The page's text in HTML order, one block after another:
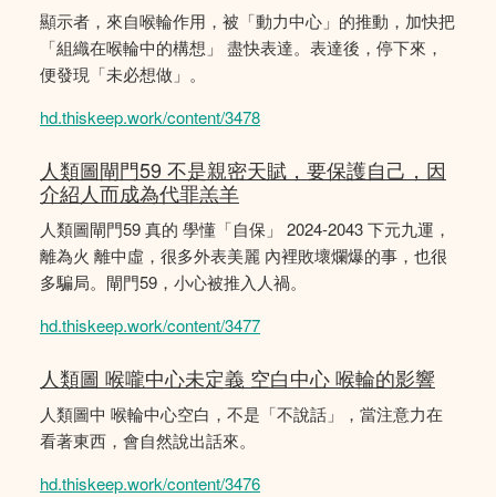
顯示者，來自喉輪作用，被「動力中心」的推動，加快把
「組織在喉輪中的構想」 盡快表達。表達後，停下來，
便發現「未必想做」。
hd.thiskeep.work/content/3478
人類圖閘門59 不是親密天賦，要保護自己，因
介紹人而成為代罪羔羊
人類圖閘門59 真的 學懂「自保」 2024-2043 下元九運，
離為火 離中虛，很多外表美麗 內裡敗壞爛爆的事，也很
多騙局。閘門59，小心被推入人禍。
hd.thiskeep.work/content/3477
人類圖 喉嚨中心未定義 空白中心 喉輪的影響
人類圖中 喉輪中心空白，不是「不說話」，當注意力在
看著東西，會自然說出話來。
hd.thiskeep.work/content/3476